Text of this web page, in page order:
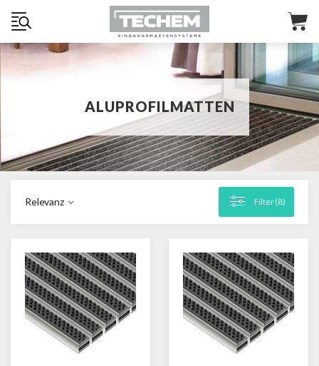
ALUPROFILMATTEN
Relevanz Filter (8)